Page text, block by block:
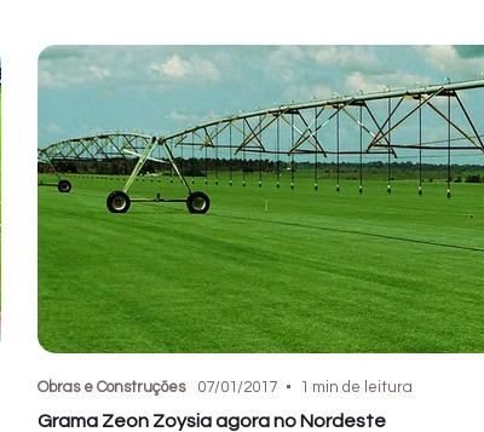
Obras e Construções 07/01/2017 1 min de leitura
Grama Zeon Zoysia agora no Nordeste